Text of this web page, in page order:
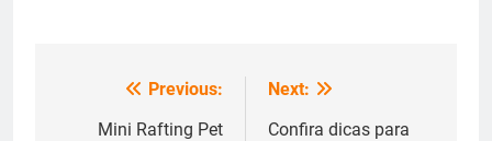
Navegação
Previous:
Mini Rafting Pet
Next:
Confira dicas para